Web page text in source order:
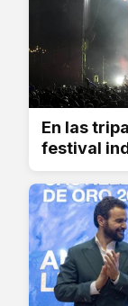
En las
festival